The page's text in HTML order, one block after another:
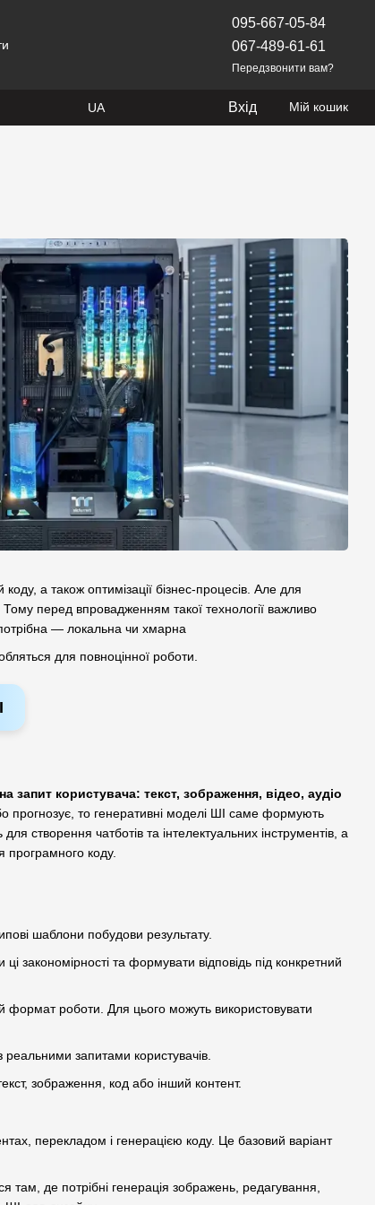
095-667-05-84
067-489-61-61
Передзвонити вам?
UA Вхід Мій кошик
а також оптимізації бізнес-процесів. Але для
перед впровадженням такої технології важливо
— локальна чи хмарна
для повноцінної роботи.
користувача: текст, зображення, відео, аудіо
прогнозує, то генеративні моделі ШІ саме формують
створення чатботів та інтелектуальних інструментів, а
програмного коду.
шаблони побудови результату.
закономірності та формувати відповідь під конкретний
формат роботи. Для цього можуть використовувати
запитами користувачів.
зображення, код або інший контент.
перекладом і генерацією коду. Це базовий варіант
там, де потрібні генерація зображень, редагування,